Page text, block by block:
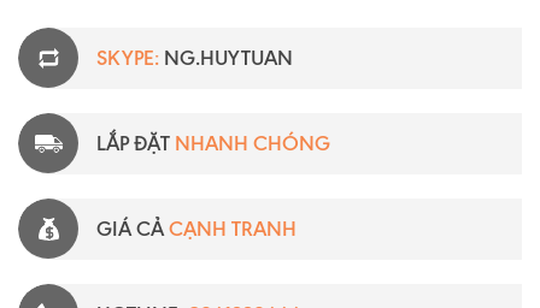
SKYPE: NG.HUYTUAN
LẮP ĐẶT NHANH CHÓNG
GIÁ CẢ CẠNH TRANH